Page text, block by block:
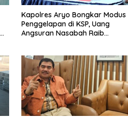
Kapolres Aryo Bongkar Modus
Penggelapan di KSP, Uang
Angsuran Nasabah Raib